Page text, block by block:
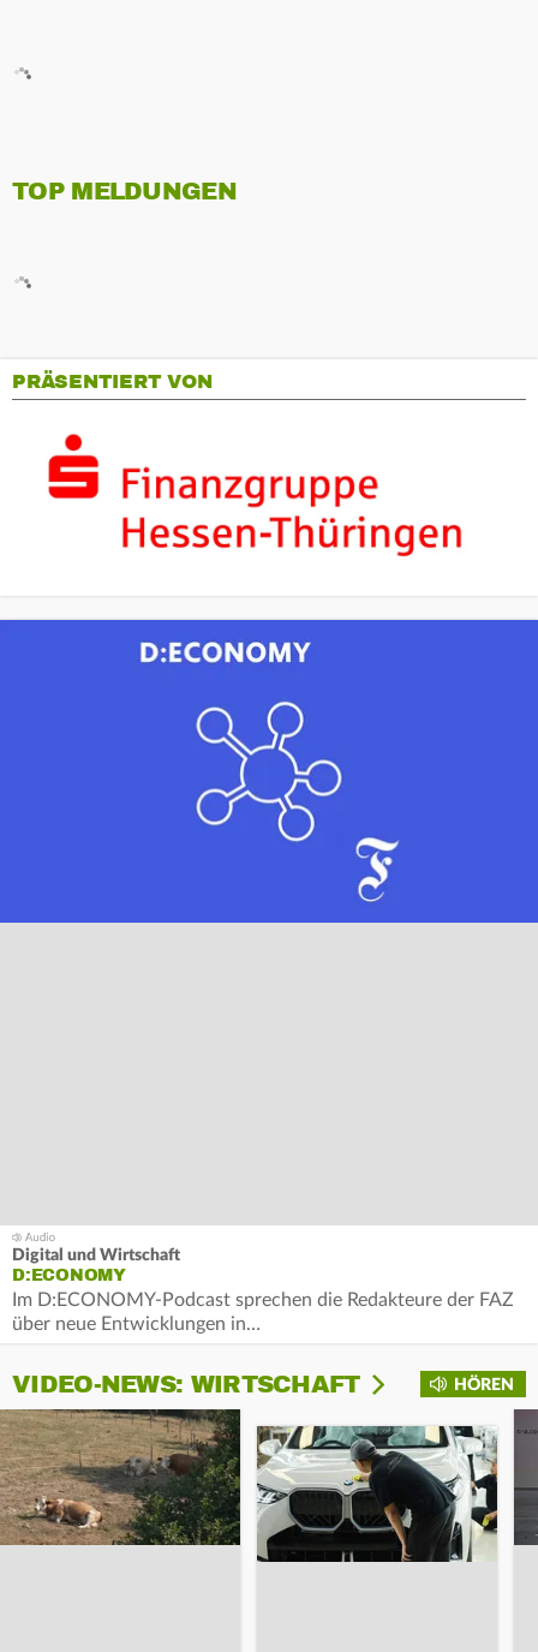
TOP MELDUNGEN
PRÄSENTIERT VON
Digital und Wirtschaft
D:ECONOMY
Im D:ECONOMY-Podcast sprechen die Redakteure der FAZ
über neue Entwicklungen in…
HÖREN
VIDEO-NEWS: WIRTSCHAFT